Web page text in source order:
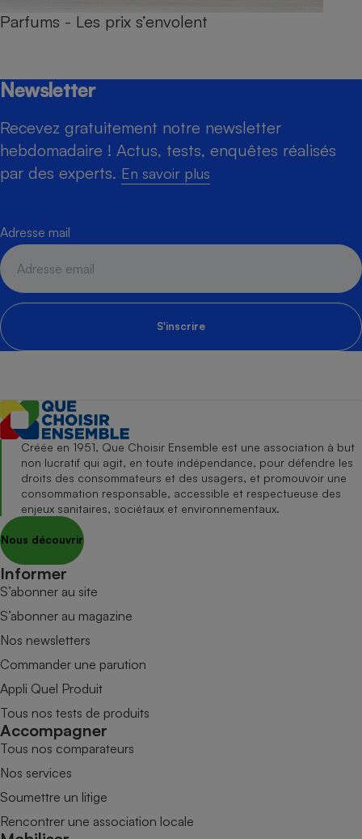
Parfums - Les prix s’envolent
Newsletter
Recevez gratuitement notre newsletter
hebdomadaire ! Actus, tests, enquêtes réalisés
par des experts. En savoir plus
Adresse mail
S'inscrire
Créée en 1951, Que Choisir Ensemble est une association à but
non lucratif qui agit, en toute indépendance, pour défendre les
droits des consommateurs et des usagers, et promouvoir une
consommation responsable, accessible et respectueuse des
enjeux sanitaires, sociétaux et environnementaux.
Nous découvrir
Informer
S’abonner au site
S’abonner au magazine
Nos newsletters
Commander une parution
Appli Quel Produit
Tous nos tests de produits
Accompagner
Tous nos comparateurs
Nos services
Soumettre un litige
Rencontrer une association locale